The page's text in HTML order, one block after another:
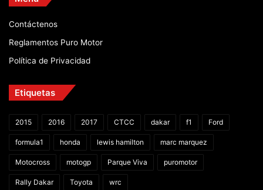
Contáctenos
Reglamentos Puro Motor
Política de Privacidad
Etiquetas
2015 2016 2017 CTCC dakar f1 Ford
formula1 honda lewis hamilton marc marquez
Motocross motogp Parque Viva puromotor
Rally Dakar Toyota wrc